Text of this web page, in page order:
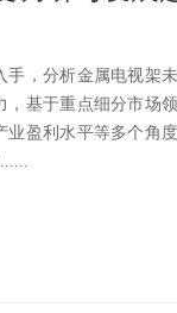
手，分析金属电视架
，基于重点细分市场
业盈利水平等多个角